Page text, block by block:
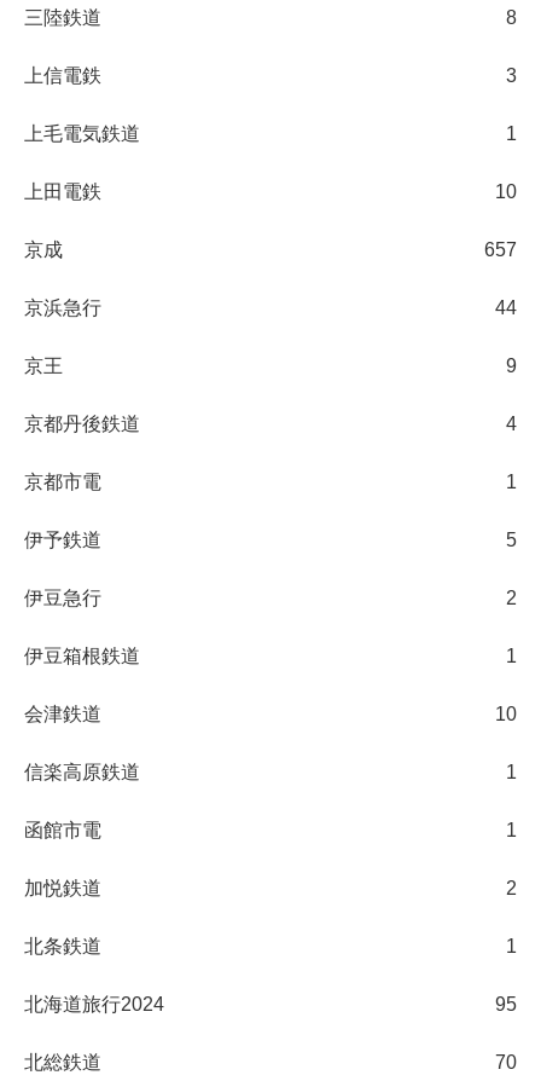
三陸鉄道 8
上信電鉄 3
上毛電気鉄道 1
上田電鉄 10
京成 657
京浜急行 44
京王 9
京都丹後鉄道 4
京都市電 1
伊予鉄道 5
伊豆急行 2
伊豆箱根鉄道 1
会津鉄道 10
信楽高原鉄道 1
函館市電 1
加悦鉄道 2
北条鉄道 1
北海道旅行2024 95
北総鉄道 70